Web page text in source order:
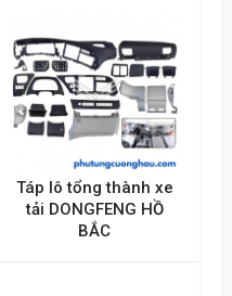
Táp lô tổng thành xe
tải DONGFENG HỒ
BẮC